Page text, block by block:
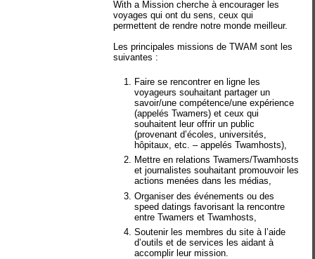
With a Mission cherche à encourager les
voyages qui ont du sens, ceux qui
permettent de rendre notre monde meilleur.
Les principales missions de TWAM sont les
suivantes :
Faire se rencontrer en ligne les
voyageurs souhaitant partager un
savoir/une compétence/une expérience
(appelés Twamers) et ceux qui
souhaitent leur offrir un public
(provenant d’écoles, universités,
hôpitaux, etc. – appelés Twamhosts),
Mettre en relations Twamers/Twamhosts
et journalistes souhaitant promouvoir les
actions menées dans les médias,
Organiser des événements ou des
speed datings favorisant la rencontre
entre Twamers et Twamhosts,
Soutenir les membres du site à l’aide
d’outils et de services les aidant à
accomplir leur mission.